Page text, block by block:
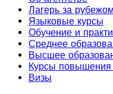
Лагерь за рубежом
Языковые курсы
Обучение и
Среднее
Высшее
Курсы повышения
Визы